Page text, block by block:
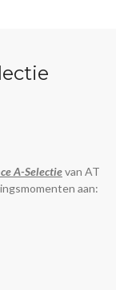
A-Selectievan AT
aan: